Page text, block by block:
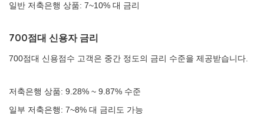
일반 저축은행 상품: 7~10% 대 금리
700점대 신용자 금리
700점대 신용점수 고객은 중간 정도의 금리 수준을 제공받습니다.
저축은행 상품: 9.28% ~ 9.87% 수준
일부 저축은행: 7~8% 대 금리도 가능